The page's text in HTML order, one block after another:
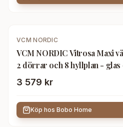
VCM NORDIC
VCM NORDIC Vitrosa Maxi
2 dörrar och 8 hyllplan - glas
3 579 kr
Köp hos Bobo Home